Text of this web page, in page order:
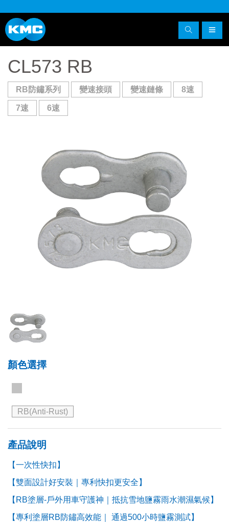
CL573 RB
RB防鏽系列 變速接頭 變速鏈條 8速
7速 6速
顏色選擇
RB(Anti-Rust)
產品說明
【一次性快扣】
【雙面設計好安裝｜專利快扣更安全】
【RB塗層-戶外用車守護神｜抵抗雪地鹽霧雨水潮濕氣候】
【專利塗層RB防鏽高效能｜ 通過500小時鹽霧測試】